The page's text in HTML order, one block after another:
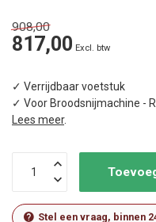
908,00
817,00 Excl. btw
✓ Verrijdbaar voetstuk
✓ Voor Broodsnijmachine -
Lees meer.
Stel een vraag, binnen